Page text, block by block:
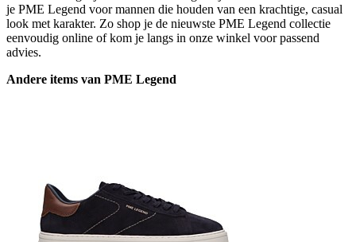
je PME Legend voor mannen die houden van een krachtige, casual
look met karakter. Zo shop je de nieuwste PME Legend collectie
eenvoudig online of kom je langs in onze winkel voor passend
advies.
Andere items van PME Legend